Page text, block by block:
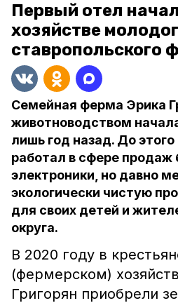
Первый отел
хозяйстве
ставропольского
Семейная ферма Эрика
животноводством
лишь год назад. До
работал в сфере продаж
электроники, но давно
экологически чистую
для своих детей и
округа.
В 2020 году в
(фермерском)
Григорян приобрели